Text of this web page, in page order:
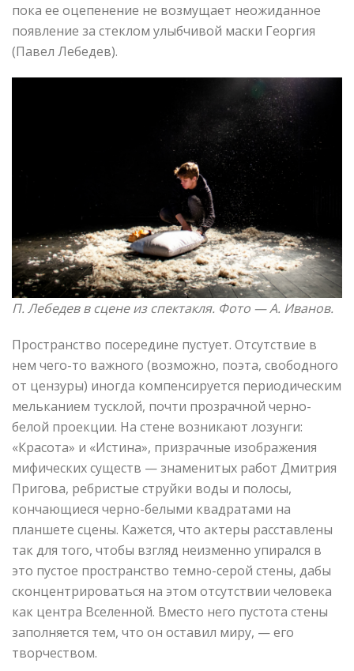
пока ее оцепенение не возмущает неожиданное
появление за стеклом улыбчивой маски Георгия
(Павел Лебедев).
П. Лебедев в сцене из спектакля. Фото —А. Иванов.
Пространство посередине пустует. Отсутствие в
нем чего-то важного (возможно, поэта, свободного
от цензуры) иногда компенсируется периодическим
мельканием тусклой, почти прозрачной черно-
белой проекции. На стене возникают лозунги:
«Красота» и «Истина», призрачные изображения
мифических существ — знаменитых работ Дмитрия
Пригова, ребристые струйки воды и полосы,
кончающиеся черно-белыми квадратами на
планшете сцены. Кажется, что актеры расставлены
так для того, чтобы взгляд неизменно упирался в
это пустое пространство темно-серой стены, дабы
сконцентрироваться на этом отсутствии человека
как центра Вселенной. Вместо него пустота стены
заполняется тем, что он оставил миру, — его
творчеством.